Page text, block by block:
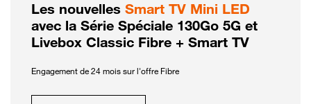
Les nouvelles Smart TV Mini LED
avec la Série Spéciale 130Go 5G et
Livebox Classic Fibre + Smart TV
Engagement de 24 mois sur l'offre Fibre